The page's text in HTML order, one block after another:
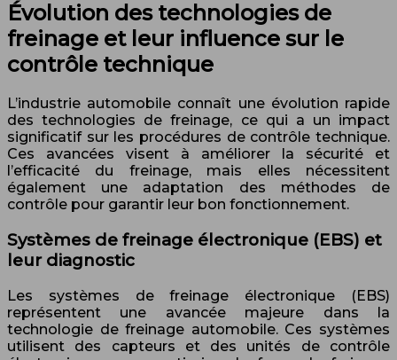
Évolution des technologies de
freinage et leur influence sur le
contrôle technique
L’industrie automobile connaît une évolution rapide
des technologies de freinage, ce qui a un impact
significatif sur les procédures de contrôle technique.
Ces avancées visent à améliorer la sécurité et
l’efficacité du freinage, mais elles nécessitent
également une adaptation des méthodes de
contrôle pour garantir leur bon fonctionnement.
Systèmes de freinage électronique (EBS) et
leur diagnostic
Les systèmes de freinage électronique (EBS)
représentent une avancée majeure dans la
technologie de freinage automobile. Ces systèmes
utilisent des capteurs et des unités de contrôle